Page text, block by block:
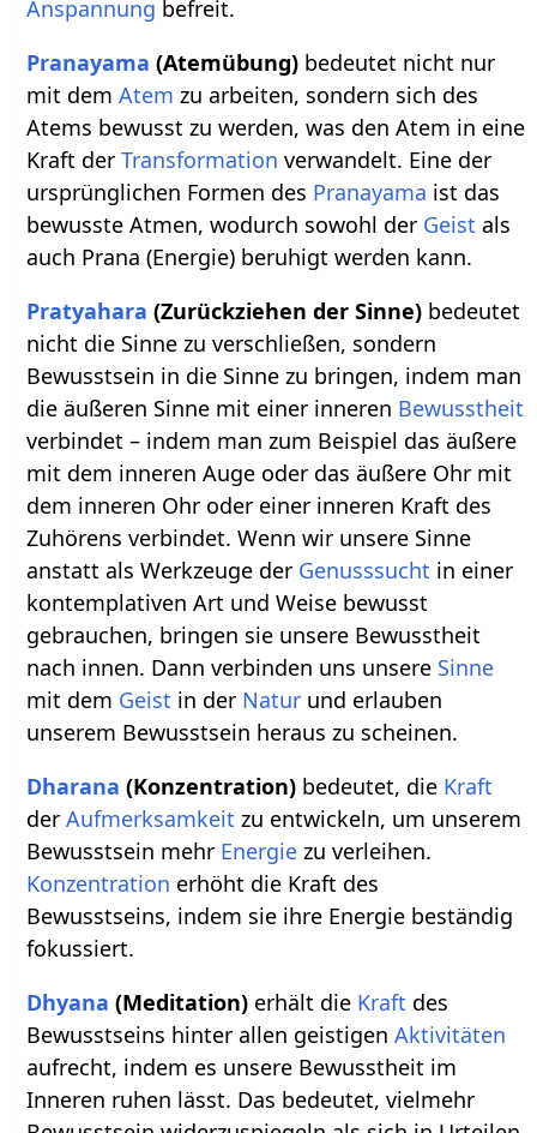
Anspannung befreit.
Pranayama (Atemübung) bedeutet nicht nur
mit demAtem zu arbeiten, sondern sich des
Atems bewusst zu werden, was den Atem in eine
Kraft derTransformation verwandelt. Eine der
ursprünglichen Formen des Pranayama ist das
bewusste Atmen, wodurch sowohl der Geist als
auch Prana (Energie) beruhigt werden kann.
Pratyahara (Zurückziehen der Sinne) bedeutet
nicht die Sinne zu verschließen, sondern
Bewusstsein in die Sinne zu bringen, indem man
die äußeren Sinne mit einer inneren Bewusstheit
verbindet – indem man zum Beispiel das äußere
mit dem inneren Auge oder das äußere Ohr mit
dem inneren Ohr oder einer inneren Kraft des
Zuhörens verbindet. Wenn wir unsere Sinne
anstatt als Werkzeuge der Genusssucht in einer
kontemplativen Art und Weise bewusst
gebrauchen, bringen sie unsere Bewusstheit
nach innen. Dann verbinden uns unsere Sinne
mit dem Geist in der Natur und erlauben
unserem Bewusstsein heraus zu scheinen.
Dharana (Konzentration) bedeutet, die Kraft
derAufmerksamkeit zu entwickeln, um unserem
Bewusstsein mehr Energie zu verleihen.
Konzentration erhöht die Kraft des
Bewusstseins, indem sie ihre Energie beständig
fokussiert.
Dhyana (Meditation) erhält die Kraft des
Bewusstseins hinter allen geistigenAktivitäten
aufrecht, indem es unsere Bewusstheit im
Inneren ruhen lässt. Das bedeutet, vielmehr